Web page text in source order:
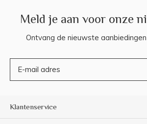
Meld je aan voor onze
Ontvang de nieuwste
Klantenservice